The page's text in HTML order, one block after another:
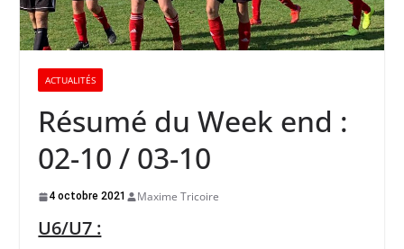
ACTUALITÉS
Résumé du Week end :
02-10 / 03-10
4 octobre 2021 Maxime Tricoire
U6/U7 :